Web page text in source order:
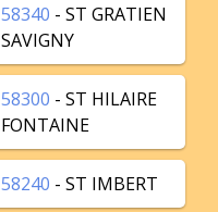
58340 - ST GRATIEN
SAVIGNY
58300 - ST HILAIRE
FONTAINE
58240 - ST IMBERT